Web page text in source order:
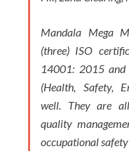
Mandala Mega
(three) ISO
14001: 2015
(Health, Safety,
well. They are
quality
occupational